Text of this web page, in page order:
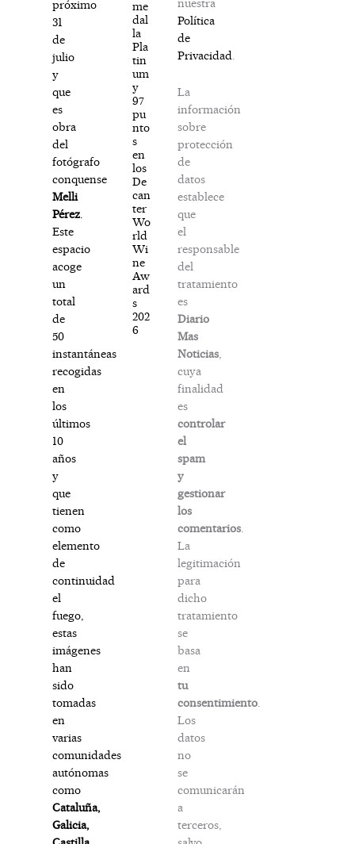
próximo
31
de
julio
y
que
es
obra
del
fotógrafo
conquense
Melli
Pérez.
Este
espacio
acoge
un
total
de
50
instantáneas
recogidas
en
los
últimos
10
años
y
que
tienen
como
elemento
de
continuidad
el
fuego,
estas
imágenes
han
sido
tomadas
en
varias
comunidades
autónomas
como
Cataluña,
Galicia,
me
dal
la
Pla
tin
um
y
97
pu
nto
s
en
los
De
can
ter
Wo
rld
Wi
ne
Aw
ard
s
202
6
nuestra
Política
de
Privacidad
La
información
sobre
protección
de
datos
establece
que
el
responsable
del
tratamiento
es
Diario
Mas
Noticias,
cuya
finalidad
es
controlar
el
spam
y
gestionar
los
comentarios.
La
legitimación
para
dicho
tratamiento
se
basa
en
tu
consentimiento.
Los
datos
no
se
comunicarán
a
terceros,